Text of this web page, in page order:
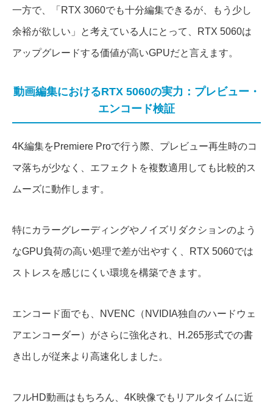
一方で、「RTX 3060でも十分編集できるが、もう少し
余裕が欲しい」と考えている人にとって、RTX 5060は
アップグレードする価値が高いGPUだと言えます。
動画編集におけるRTX 5060の実力：プレビュー・
エンコード検証
4K編集をPremiere Proで行う際、プレビュー再生時のコ
マ落ちが少なく、エフェクトを複数適用しても比較的ス
ムーズに動作します。
特にカラーグレーディングやノイズリダクションのよう
なGPU負荷の高い処理で差が出やすく、RTX 5060では
ストレスを感じにくい環境を構築できます。
エンコード面でも、NVENC（NVIDIA独自のハードウェ
アエンコーダー）がさらに強化され、H.265形式での書
き出しが従来より高速化しました。
フルHD動画はもちろん、4K映像でもリアルタイムに近